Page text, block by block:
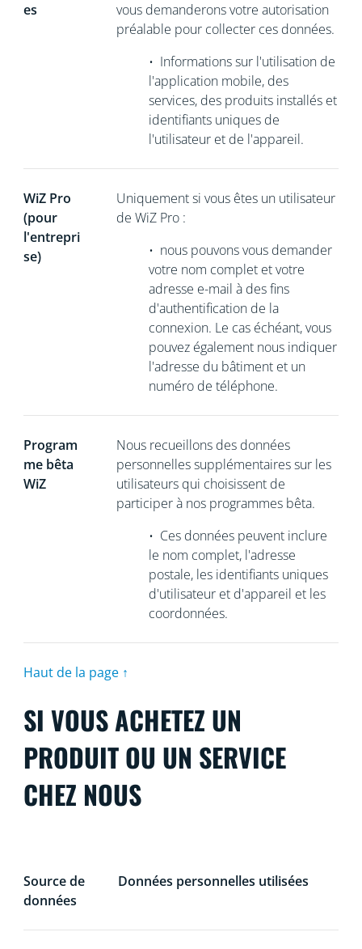
es
vous demanderons votre autorisation
préalable pour collecter ces données.
• Informations sur l'utilisation de
l'application mobile, des
services, des produits installés et
identifiants uniques de
l'utilisateur et de l'appareil.
WiZ Pro
(pour
l'entrepri
se)
Uniquement si vous êtes un utilisateur
de WiZ Pro :
• nous pouvons vous demander
votre nom complet et votre
adresse e-mail à des fins
d'authentification de la
connexion. Le cas échéant, vous
pouvez également nous indiquer
l'adresse du bâtiment et un
numéro de téléphone.
Program
me bêta
WiZ
Nous recueillons des données
personnelles supplémentaires sur les
utilisateurs qui choisissent de
participer à nos programmes bêta.
• Ces données peuvent inclure
le nom complet, l'adresse
postale, les identifiants uniques
d'utilisateur et d'appareil et les
coordonnées.
Haut de la page ↑
SI VOUS ACHETEZ UN
PRODUIT OU UN SERVICE
CHEZ NOUS
Source de
données
Données personnelles utilisées